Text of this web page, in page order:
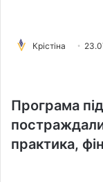
Крістіна
Програма
практика,